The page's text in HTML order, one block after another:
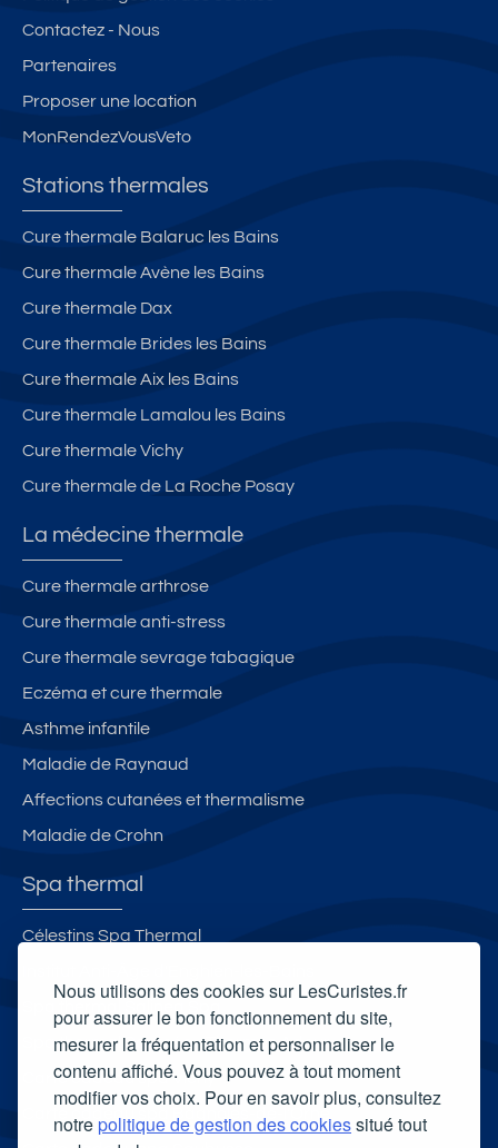
Nous utilisons des cookies sur LesCuristes.fr
pour assurer le bon fonctionnement du site,
mesurer la fréquentation et personnaliser le
contenu affiché. Vous pouvez à tout moment
modifier vos choix. Pour en savoir plus, consultez
notrepolitique de gestion des cookiessitué tout
Contactez - Nous
Partenaires
Proposer une location
MonRendezVousVeto
Stations thermales
Cure thermale Balaruc les Bains
Cure thermale Avène les Bains
Cure thermale Dax
Cure thermale Brides les Bains
Cure thermale Aix les Bains
Cure thermale Lamalou les Bains
Cure thermale Vichy
Cure thermale de La Roche Posay
La médecine thermale
Cure thermale arthrose
Cure thermale anti-stress
Cure thermale sevrage tabagique
Eczéma et cure thermale
Asthme infantile
Maladie de Raynaud
Affections cutanées et thermalisme
Maladie de Crohn
Spa thermal
Célestins Spa Thermal
Spa thermal Salinea Spa
Spa thermal Sourcéo - Thermes Adour
Carte cadeau spa Vichy
Carte cadeau spa Bagnoles-de-l'Orne